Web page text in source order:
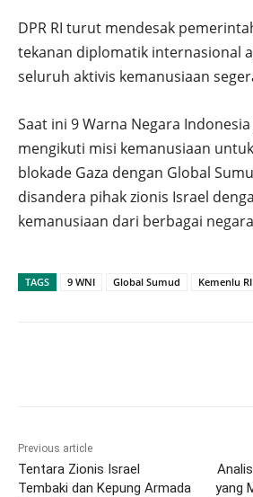
DPR RI turut mendesak
tekanan diplomatik internasional
seluruh aktivis kemanusiaan
Saat ini 9 Warna Negara Indonesia
mengikuti misi kemanusiaan
blokade Gaza dengan Global
disandera pihak zionis Israel
kemanusiaan dari berbagai
TAGS 9 WNI Global Sumud Kemenlu RI
Previous article
Tentara Zionis Israel
Tembaki dan Kepung Armada
yang